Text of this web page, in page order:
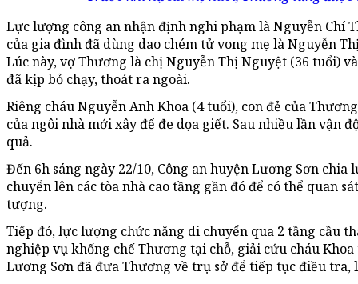
Lực lượng công an nhận định nghi phạm là Nguyễn Chí
của gia đình đã dùng dao chém tử vong mẹ là Nguyễn
Lúc này, vợ Thương là chị Nguyễn Thị Nguyệt (36 tuổi)
đã kịp bỏ chạy, thoát ra ngoài.
Riêng cháu Nguyễn Anh Khoa (4 tuổi), con đẻ của
của ngôi nhà mới xây để đe dọa giết. Sau nhiều lần vận
quả.
Đến 6h sáng ngày 22/10, Công an huyện Lương Sơn
chuyển lên các tòa nhà cao tầng gần đó để có thể quan
tượng.
Tiếp đó, lực lượng chức năng di chuyển qua 2 tầng cầu
nghiệp vụ khống chế Thương tại chỗ, giải cứu cháu
Lương Sơn đã đưa Thương về trụ sở để tiếp tục điều tra,